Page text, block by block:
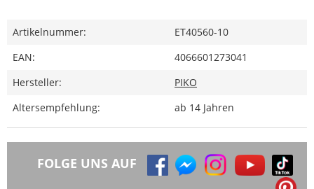
Artikelnummer:
ET40560-10
EAN:
4066601273041
Hersteller:
PIKO
Altersempfehlung:
ab 14 Jahren
FOLGE UNS AUF